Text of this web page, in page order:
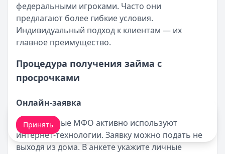
федеральными игроками. Часто они
предлагают более гибкие условия.
Индивидуальный подход к клиентам — их
главное преимущество.
Процедура получения займа с
просрочками
Онлайн-заявка
Современные МФО активно используют
интернет-технологии. Заявку можно подать не
выходя из дома. В анкете укажите личные
Принять